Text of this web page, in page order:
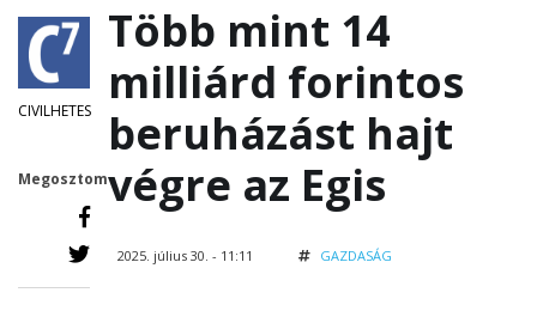
CIVILHETES
Megosztom
Több mint 14
milliárd forintos
beruházást hajt
végre az Egis
2025. július 30. - 11:11 GAZDASÁG